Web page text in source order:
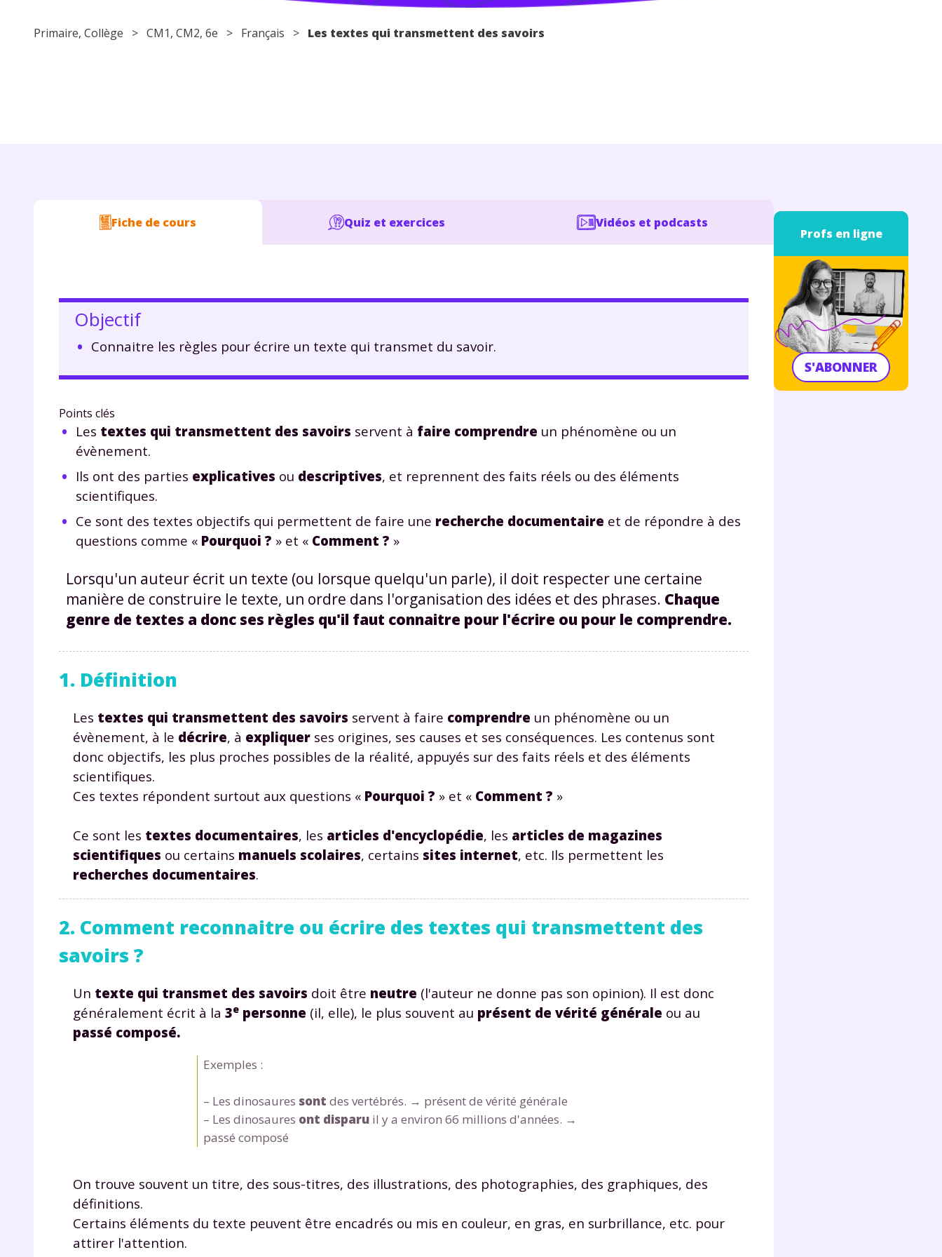
Primaire, Collège > CM1, CM2, 6e > Français > Les textes qui transmettent des savoirs
Fiche de cours Quiz et exercices Vidéos et podcasts
Objectif
Connaitre les règles pour écrire un texte qui transmet du savoir.
Points clés
Les textes qui transmettent des savoirs servent à faire comprendre un phénomène ou un
évènement.
Ils ont des parties explicatives ou descriptives, et reprennent des faits réels ou des éléments
scientifiques.
Ce sont des textes objectifs qui permettent de faire une recherche documentaire et de répondre à des
questions comme « Pourquoi ? » et « Comment ? »
Lorsqu'un auteur écrit un texte (ou lorsque quelqu'un parle), il doit respecter une certaine
manière de construire le texte, un ordre dans l'organisation des idées et des phrases. Chaque
genre de textes a donc ses règles qu'il faut connaitre pour l'écrire ou pour le comprendre.
1. Définition
Les textes qui transmettent des savoirs servent à faire comprendre un phénomène ou un
évènement, à le décrire, à expliquer ses origines, ses causes et ses conséquences. Les contenus sont
donc objectifs, les plus proches possibles de la réalité, appuyés sur des faits réels et des éléments
scientifiques.
Ces textes répondent surtout aux questions « Pourquoi ? » et « Comment ? »
Ce sont les textes documentaires, les articles d'encyclopédie, les articles de magazines
scientifiques ou certains manuels scolaires, certains sites internet, etc. Ils permettent les
recherches documentaires.
2. Comment reconnaitre ou écrire des textes qui transmettent des
savoirs ?
Un texte qui transmet des savoirs doit être neutre (l'auteur ne donne pas son opinion). Il est donc
généralement écrit à la 3e personne (il, elle), le plus souvent au présent de vérité générale ou au
passé composé.
Exemples :
– Les dinosaures sont des vertébrés. → présent de vérité générale
– Les dinosaures ont disparu il y a environ 66 millions d'années. →
passé composé
On trouve souvent un titre, des sous-titres, des illustrations, des photographies, des graphiques, des
définitions.
Certains éléments du texte peuvent être encadrés ou mis en couleur, en gras, en surbrillance, etc. pour
attirer l'attention.
Profs en ligne
S'ABONNER
Fermer
notre plateforme de soutien scolaire !
Fiches de cours et vidéos,
Tout le programme scolaire